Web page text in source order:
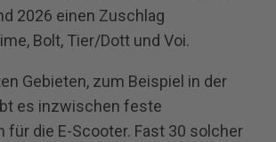
2026 einen Zuschlag
Bolt, Tier/Dott und Voi.
Gebieten, zum Beispiel in der
es inzwischen feste
für die E-Scooter. Fast 30 solcher